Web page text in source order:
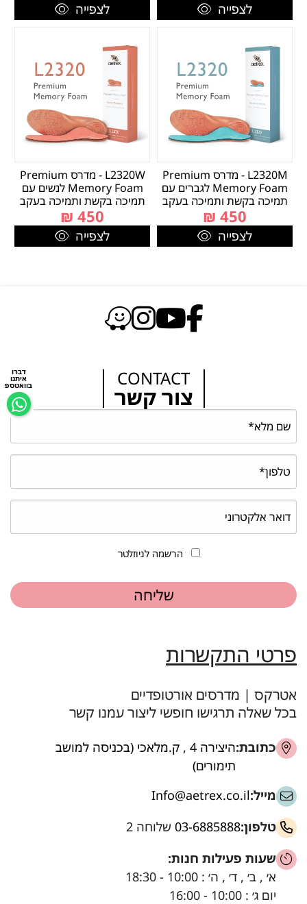
דברו
איתנו
בוואטספ
לצפייה לצפייה
L2320M - מדרס Premium
Memory Foam לגברים עם
תמיכה בקשת ותמיכה בעקב
450
₪
לצפייה
L2320W - מדרס Premium
Memory Foam לנשים עם
תמיכה בקשת ותמיכה בעקב
450
₪
לצפייה
CONTACT
צור קשר
הרשמה לניוזלטר
פרטי התקשרות
אטרקס | מדרסים אורטופדיים
בכל שאלה תרגישו חופשי ליצור עמנו קשר
כתובת:
היצירה 4 , ק.מלאכי (בכניסה למושב
תימורים)
מייל:Info@aetrex.co.il
טלפון:03-6885888 שלוחה 2
שעות פעילות חנות:
א׳ , ב׳ , ד׳ , ה׳ : 10:00 - 18:30
יום ג׳ : 10:00 - 16:00